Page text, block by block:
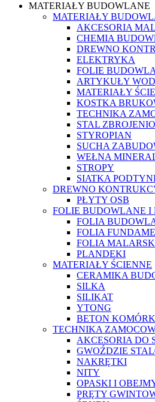
MATERIAŁY BUDOWLANE
MATERIAŁY
AKCESORIA
CHEMIA
DREWNO
ELEKTRYKA
FOLIE
ARTYKUŁY
MATERIAŁY
KOSTKA
TECHNIKA
STAL
STYROPIAN
SUCHA
WEŁNA
STROPY
SIATKA
DREWNO
PŁYTY OSB
FOLIE BUDOWLANE I
FOLIA
FOLIA
FOLIA
PLANDEKI
MATERIAŁY ŚCIENNE
CERAMIKA
SILKA
SILIKAT
YTONG
BETON
TECHNIKA
AKCESORIA DO
GWOŹDZIE
NAKRĘTKI
NITY
OPASKI I
PRĘTY